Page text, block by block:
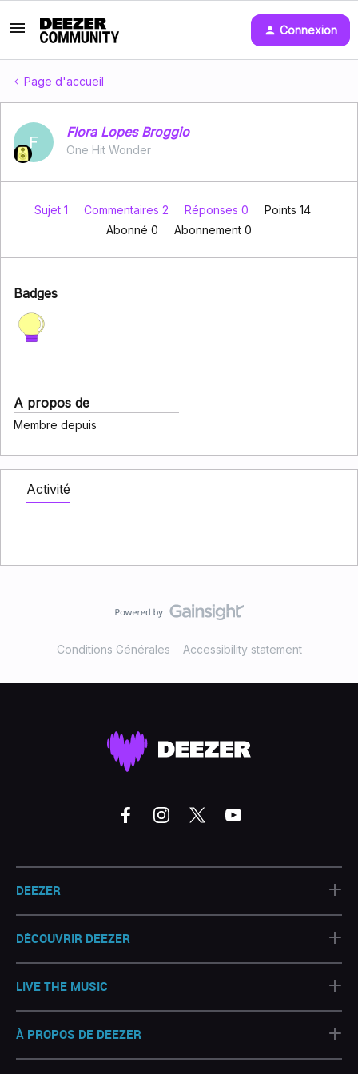
Connexion
Page d'accueil
F
Flora Lopes Broggio
One Hit Wonder
Sujet 1 Commentaires 2 Réponses 0
Points 14
Abonné 0 Abonnement 0
Badges
A propos de
Membre depuis
Activité
Conditions Générales Accessibility statement
DEEZER +
DÉCOUVRIR DEEZER +
LIVE THE MUSIC +
À PROPOS DE DEEZER +